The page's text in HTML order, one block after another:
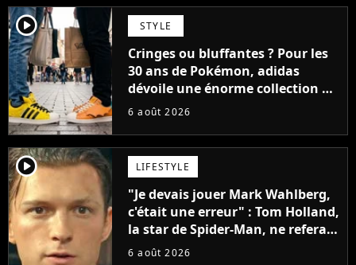
player2 STYLE
Cringes ou bluffantes ? Pour les
30 ans de Pokémon, adidas
dévoile une énorme collection de
sneakers et je ne sais pas quoi en
6 août 2026
player2 LIFESTYLE
"Je devais jouer Mark Wahlberg,
c'était une erreur" : Tom Holland,
la star de Spider-Man, ne referait
pas ce blockbuster
6 août 2026